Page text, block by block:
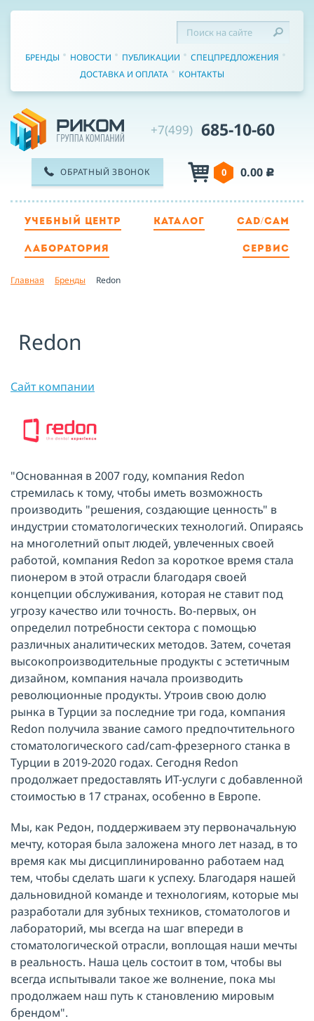
БРЕНДЫ НОВОСТИ ПУБЛИКАЦИИ
СПЕЦПРЕДЛОЖЕНИЯ
ДОСТАВКА И ОПЛАТА
КОНТАКТЫ
+7(499) 685-10-60
ОБРАТНЫЙ ЗВОНОК 0 0.00 c
УЧЕБНЫЙ ЦЕНТР КАТАЛОГ CAD/CAM
ЛАБОРАТОРИЯ СЕРВИС
Главная Бренды Redon
Redon
Сайт компании
"Основанная в 2007 году, компания Redon
стремилась к тому, чтобы иметь возможность
производить "решения, создающие ценность" в
индустрии стоматологических технологий. Опираясь
на многолетний опыт людей, увлеченных своей
работой, компания Redon за короткое время стала
пионером в этой отрасли благодаря своей
концепции обслуживания, которая не ставит под
угрозу качество или точность. Во-первых, он
определил потребности сектора с помощью
различных аналитических методов. Затем, сочетая
высокопроизводительные продукты с эстетичным
дизайном, компания начала производить
революционные продукты. Утроив свою долю
рынка в Турции за последние три года, компания
Redon получила звание самого предпочтительного
стоматологического cad/cam-фрезерного станка в
Турции в 2019-2020 годах. Сегодня Redon
продолжает предоставлять ИТ-услуги с добавленной
стоимостью в 17 странах, особенно в Европе.
Мы, как Редон, поддерживаем эту первоначальную
мечту, которая была заложена много лет назад, в то
время как мы дисциплинированно работаем над
тем, чтобы сделать шаги к успеху. Благодаря нашей
дальновидной команде и технологиям, которые мы
разработали для зубных техников, стоматологов и
лабораторий, мы всегда на шаг впереди в
стоматологической отрасли, воплощая наши мечты
в реальность. Наша цель состоит в том, чтобы вы
всегда испытывали такое же волнение, пока мы
продолжаем наш путь к становлению мировым
брендом".